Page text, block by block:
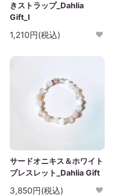
きストラップ_Dahlia
Gift_I
1,210円(税込)
サードオニキス＆ホワイト
ブレスレット_Dahlia Gift
3,850円(税込)